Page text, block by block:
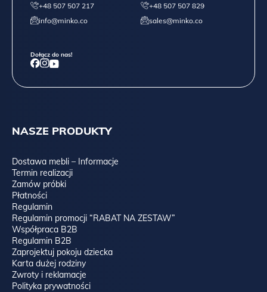
NASZE PRODUKTY
Dostawa mebli – Informacje
Termin realizacji
Zamów próbki
Płatności
Regulamin
Regulamin promocji “RABAT NA ZESTAW”
Współpraca B2B
Regulamin B2B
Zaprojektuj pokoju dziecka
Karta dużej rodziny
Zwroty i reklamacje
Polityka prywatności
+48 507 507 217
info@minko.co
+48 507 507 829
sales@minko.co
Dołącz do nas!